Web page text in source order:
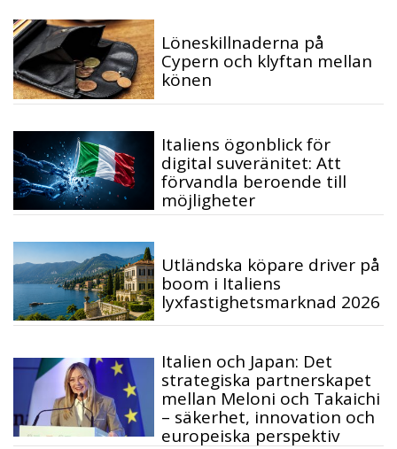
Löneskillnaderna på
Cypern och klyftan mellan
könen
Italiens ögonblick för
digital suveränitet: Att
förvandla beroende till
möjligheter
Utländska köpare driver på
boom i Italiens
lyxfastighetsmarknad 2026
Italien och Japan: Det
strategiska partnerskapet
mellan Meloni och Takaichi
– säkerhet, innovation och
europeiska perspektiv